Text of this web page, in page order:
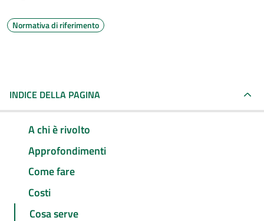
Normativa di riferimento
INDICE DELLA PAGINA
A chi è rivolto
Approfondimenti
Come fare
Costi
Cosa serve